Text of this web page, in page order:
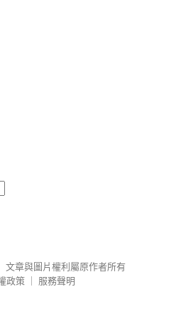
文章與圖片權利屬原作者所有
政策
服務聲明